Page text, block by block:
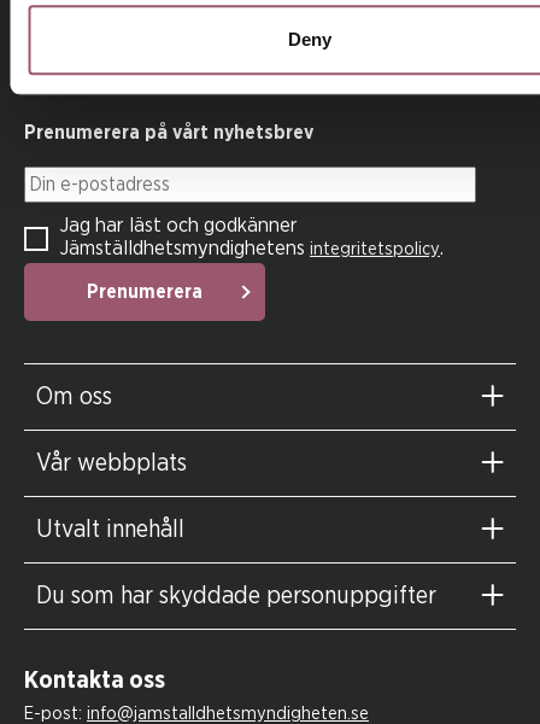
Deny
och pojkar ska ha samma makt att forma samhället och sina
Prenumerera på vårt nyhetsbrev
Din e-postadress
Prenumerera
Jag har läst och godkänner
Jämställdhetsmyndighetens integritetspolicy.
Om oss
Vår webbplats
Utvalt innehåll
Du som har skyddade personuppgifter
Kontakta oss
E-post: info@jamstalldhetsmyndigheten.se